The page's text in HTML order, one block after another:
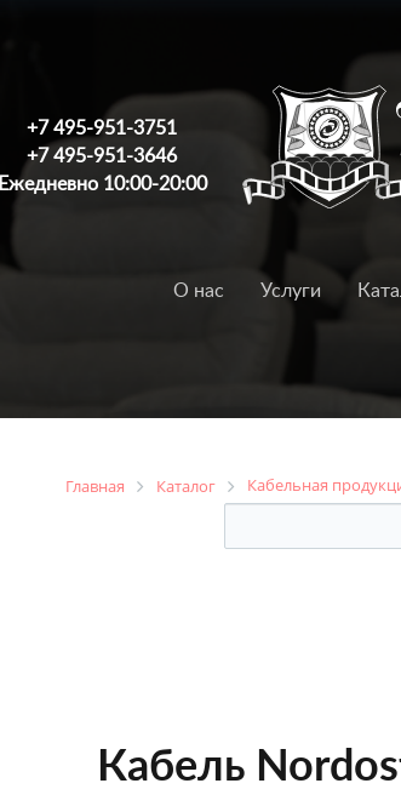
Главная Каталог Кабельная
+7 495-951-3751
+7 495-951-3646
Ежедневно 10:00-20:00
О нас Услуги
Кабель